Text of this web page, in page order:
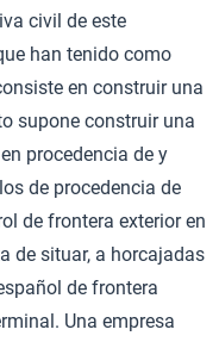
civil de este
han tenido como
en construir una
supone construir una
procedencia de y
de procedencia de
de frontera exterior en
de situar, a horcajadas
de frontera
Una empresa